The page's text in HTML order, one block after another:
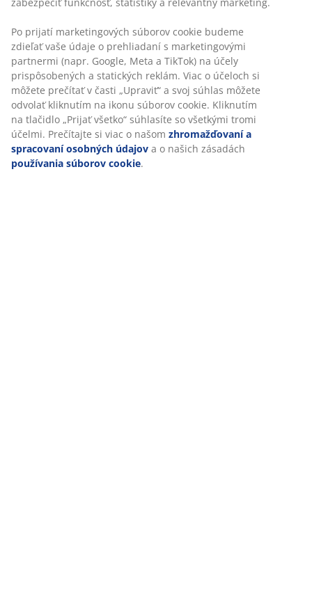
Stohovateľná stolička z umelého ratanu s rámom z
ocele s práškovým nástrekom. Umelý ratan poskytuje
prirodzený prútený vzhľad, pričom je odolný voči
poveternostným vplyvom a nevyžaduje údržbu.
Záhradnú stoličku možno stohovať pre kompaktné
skladovanie.
SKU: 3700433
Návod na montáž